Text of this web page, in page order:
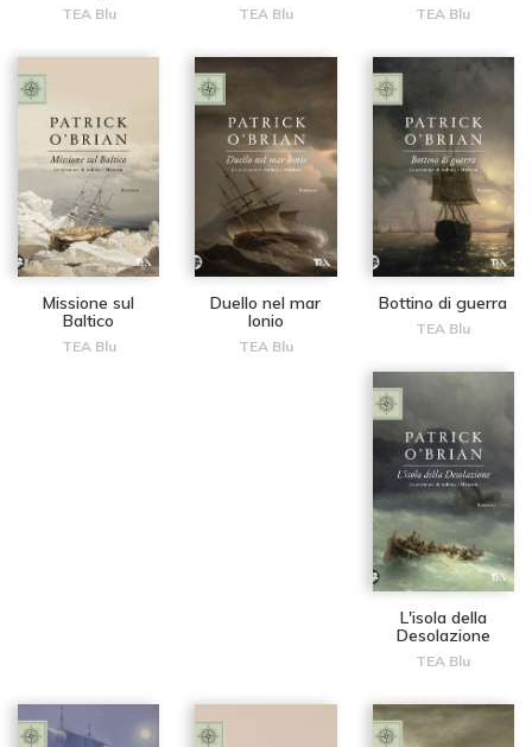
TEA Blu TEA Blu TEA Blu
Missione sul
Baltico
TEA Blu
Duello nel mar
Ionio
TEA Blu
Bottino di guerra
TEA Blu
L'isola della
Desolazione
TEA Blu